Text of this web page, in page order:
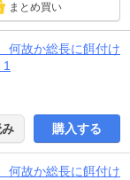
まとめ買い
何故か総長に餌付け
購入する
何故か総長に餌付け